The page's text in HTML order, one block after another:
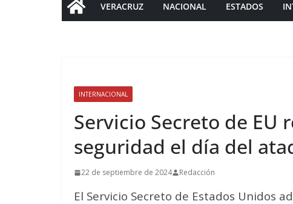
VERACRUZ NACIONAL ESTADOS
INTERNACIONAL
Servicio Secreto de EU
seguridad el día del
22 de septiembre de 2024 Redacción
El Servicio Secreto de Estados Unidos